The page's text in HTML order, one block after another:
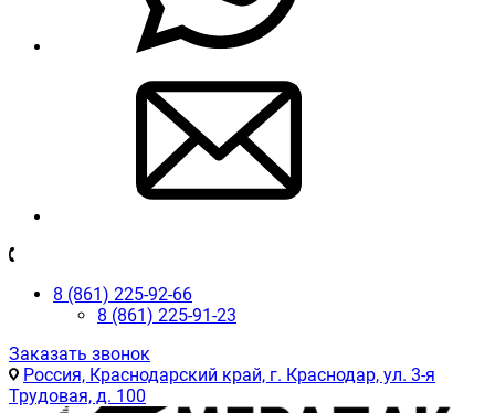
8 (861) 225-92-66
8 (861) 225-91-23
Заказать звонок
Россия, Краснодарский край, г. Краснодар, ул. 3-я
Трудовая, д. 100